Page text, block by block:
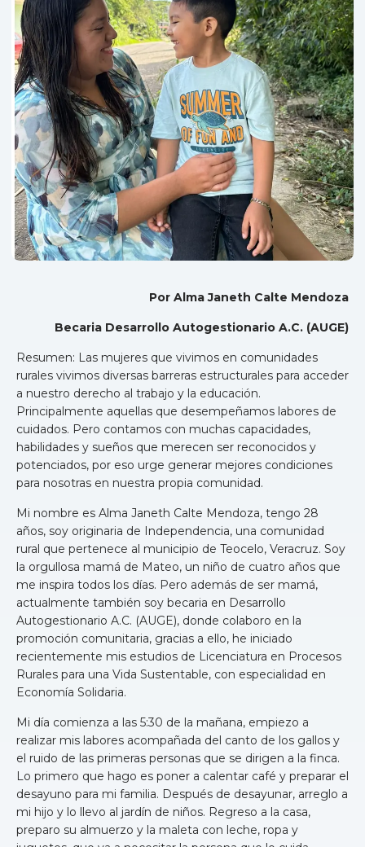
Por Alma Janeth Calte Mendoza
Becaria Desarrollo Autogestionario A.C. (AUGE)
Resumen: Las mujeres que vivimos en comunidades
rurales vivimos diversas barreras estructurales para acceder
a nuestro derecho al trabajo y la educación.
Principalmente aquellas que desempeñamos labores de
cuidados. Pero contamos con muchas capacidades,
habilidades y sueños que merecen ser reconocidos y
potenciados, por eso urge generar mejores condiciones
para nosotras en nuestra propia comunidad.
Mi nombre es Alma Janeth Calte Mendoza, tengo 28
años, soy originaria de Independencia, una comunidad
rural que pertenece al municipio de Teocelo, Veracruz. Soy
la orgullosa mamá de Mateo, un niño de cuatro años que
me inspira todos los días. Pero además de ser mamá,
actualmente también soy becaria en Desarrollo
Autogestionario A.C. (AUGE), donde colaboro en la
promoción comunitaria, gracias a ello, he iniciado
recientemente mis estudios de Licenciatura en Procesos
Rurales para una Vida Sustentable, con especialidad en
Economía Solidaria.
Mi día comienza a las 5:30 de la mañana, empiezo a
realizar mis labores acompañada del canto de los gallos y
el ruido de las primeras personas que se dirigen a la finca.
Lo primero que hago es poner a calentar café y preparar el
desayuno para mi familia. Después de desayunar, arreglo a
mi hijo y lo llevo al jardín de niños. Regreso a la casa,
preparo su almuerzo y la maleta con leche, ropa y